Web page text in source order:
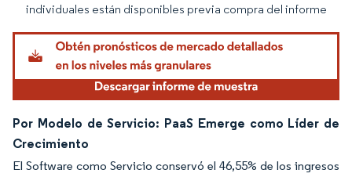
individuales están disponibles previa compra del informe
Por Modelo de Servicio: PaaS Emerge como Líder de
Crecimiento
El Software como Servicio conservó el 46,55% de los ingresos